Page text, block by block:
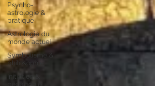
Psycho-
astrologie &
pratique
Astrologie du
monde actuel
Symbolisme &
philosophie
Initiation &
pédagogie